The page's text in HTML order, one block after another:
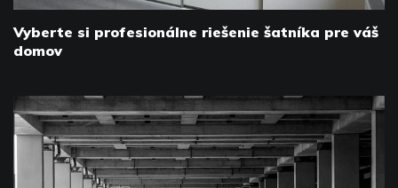
Vyberte si profesionálne riešenie šatníka pre váš
domov